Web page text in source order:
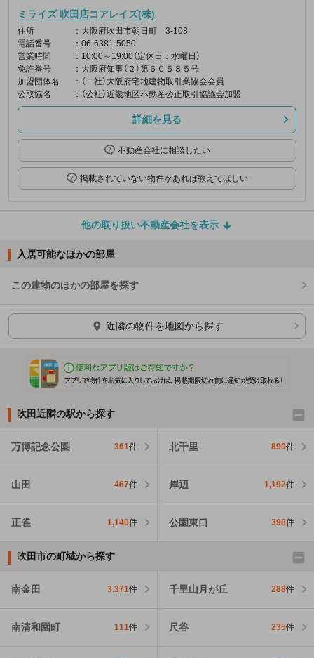
ミライズ 吹田店コアレイズ(株)
住所
：大阪府吹田市朝日町 3-108
電話番号
：06-6381-5050
営業時間
：10:00～19:00（定休日：水曜日）
免許番号
：大阪府知事（２）第６０５８５号
加盟団体名
：（一社）大阪府宅地建物取引業協会会員
公取協名
：（公社）近畿地区不動産公正取引協議会加盟
詳細を見る
不動産会社に相談したい
掲載されていない物件があれば教えてほしい
他の取り扱い不動産会社を表示
入居可能なほかの部屋
この建物のほかの部屋を探す
ほかの部屋を検索中…
近隣の物件を地図から探す
吹田近隣の駅から探す
万博記念公園 361件 北千里 890件
山田 467件 岸辺 1,192件
正雀 1,140件 公園東口 398件
吹田市の町域から探す
南金田 3,371件 千里山月が丘 288件
南清和園町 111件 尺谷 235件